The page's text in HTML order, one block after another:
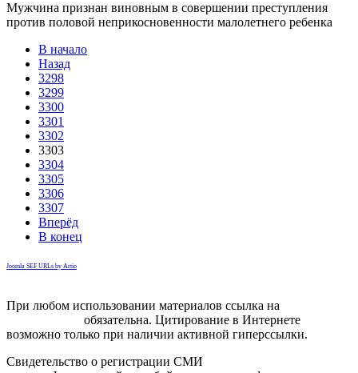
Мужчина признан виновным в совершении преступления
против половой неприкосновенности малолетнего ребенка
В начало
Назад
3298
3299
3300
3301
3302
3303
3304
3305
3306
3307
Вперёд
В конец
Joomla SEF URLs by Artio
При любом использовании материалов ссылка на
обязательна. Цитирование в Интернете
возможно только при наличии активной гиперссылки.
Свидетельство о регистрации СМИ